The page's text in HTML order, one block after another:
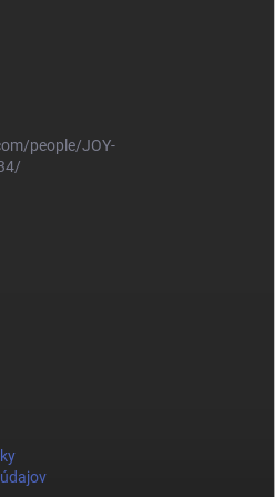
people/JOY-